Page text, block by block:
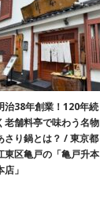
治38年創業！120年続
老舗料亭で味わう名物
さり鍋とは？ / 東京都
東区亀戸の「亀戸升本
店」